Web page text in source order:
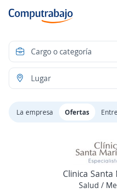
La empresa Ofertas
Clinica Santa
Salud /